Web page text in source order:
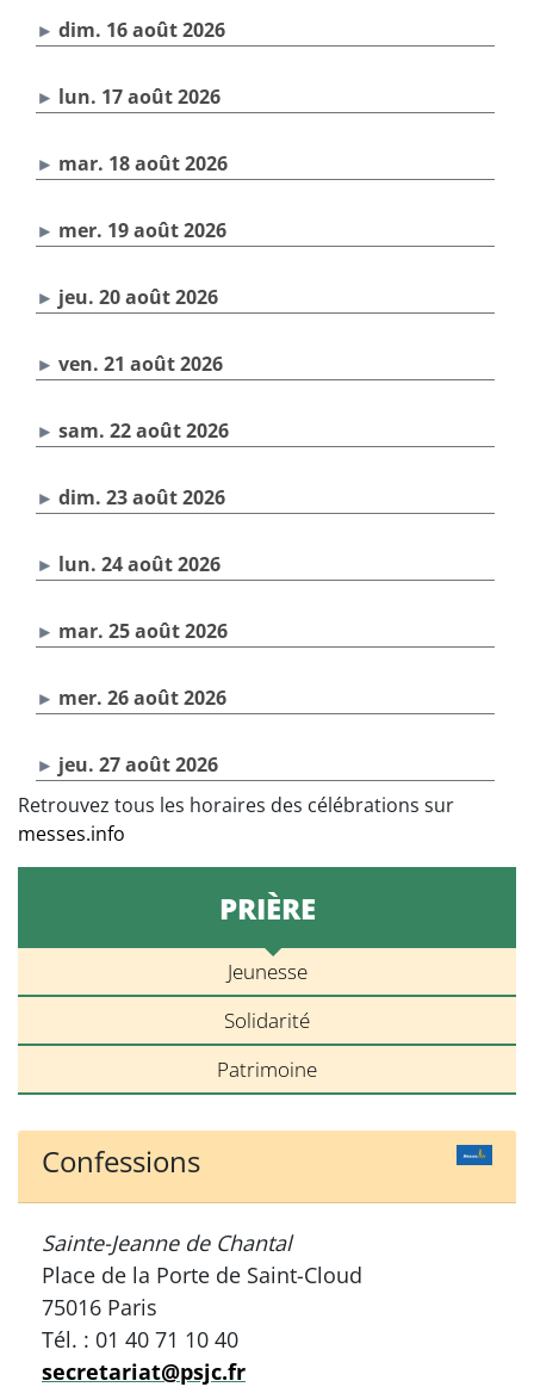
dim. 16 août 2026
lun. 17 août 2026
mar. 18 août 2026
mer. 19 août 2026
jeu. 20 août 2026
ven. 21 août 2026
sam. 22 août 2026
dim. 23 août 2026
lun. 24 août 2026
mar. 25 août 2026
mer. 26 août 2026
jeu. 27 août 2026
Retrouvez tous les horaires des célébrations sur
messes.info
PRIÈRE
Jeunesse
Solidarité
Patrimoine
Confessions
Sainte-Jeanne de Chantal
Place de la Porte de Saint-Cloud
75016 Paris
Tél. : 01 40 71 10 40
secretariat@psjc.fr